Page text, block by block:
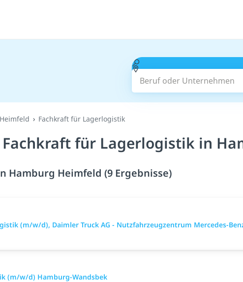
Beruf oder Unternehmen
Fachkraft für Lagerlogistik
für Lagerlogistik in
Hamburg Heimfeld (9 Ergebnisse)
(m/w/d), Daimler Truck AG - Nutzfahrzeugzentrum Mercedes-
(m/w/d) Hamburg-Wandsbek